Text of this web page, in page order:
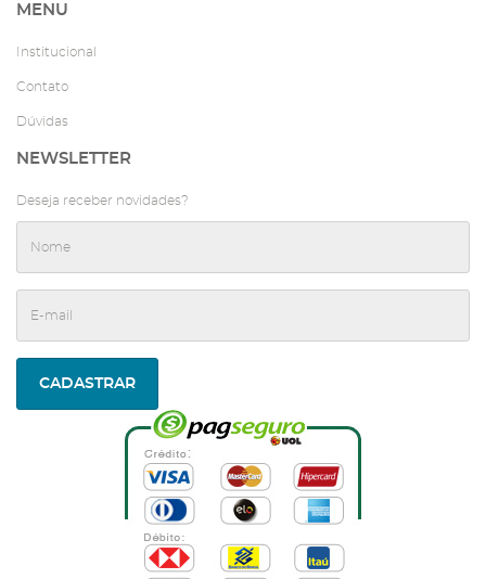
MENU
Institucional
Contato
Dúvidas
NEWSLETTER
Deseja receber novidades?
CADASTRAR